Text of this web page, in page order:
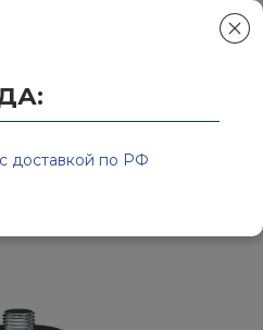
лакокрасочной продукции и
вклейки стекла
доставкой по РФ